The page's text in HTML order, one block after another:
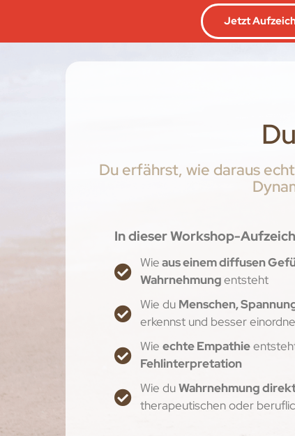
Jetzt
Du erfährst, wie daraus
In dieser Workshop-
Wieaus einem diffusen
Wahrnehmungentsteht
Wie du Menschen,
erkennst und besser
Wie echte Empathie
Fehlinterpretation
Wie duWahrnehmung
therapeutischen oder